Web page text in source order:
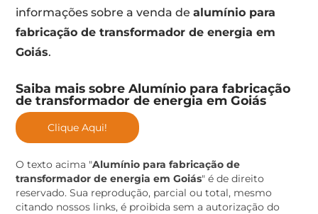
informações sobre a venda dealumínio para
fabricação de transformador de energia em
Goiás.
Saiba mais sobre Alumínio para fabricação
de transformador de energia em Goiás
Clique Aqui!
O texto acima "Alumínio para fabricação de
transformador de energia em Goiás" é de direito
reservado. Sua reprodução, parcial ou total, mesmo
citando nossos links, é proibida sem a autorização do